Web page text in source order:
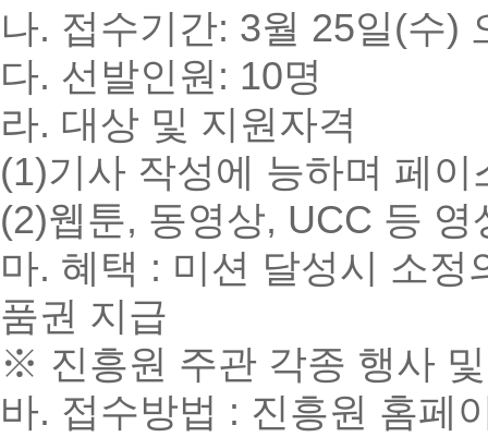
나. 접수기간: 3월 25일(수)
다. 선발인원: 10명
라. 대상 및 지원자격
(1)기사 작성에 능하며 페
(2)웹툰, 동영상, UCC 등
마. 혜택 : 미션 달성시 소
품권 지급
※ 진흥원 주관 각종 행사
바. 접수방법 : 진흥원 홈페